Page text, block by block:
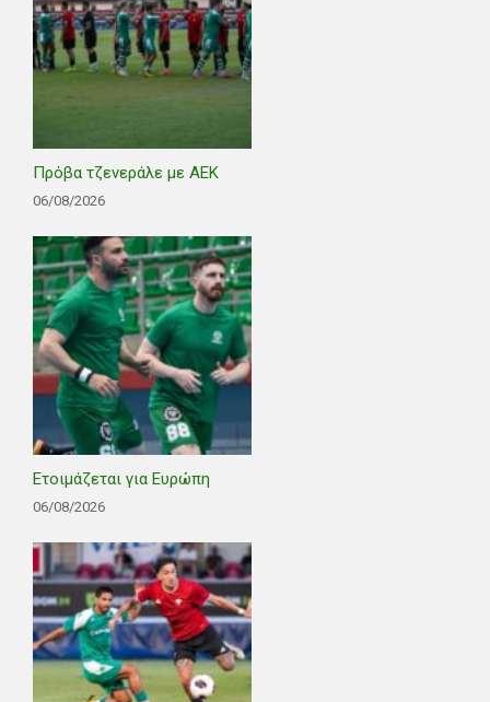
Πρόβα τζενεράλε με ΑΕΚ
06/08/2026
Ετοιμάζεται για Ευρώπη
06/08/2026